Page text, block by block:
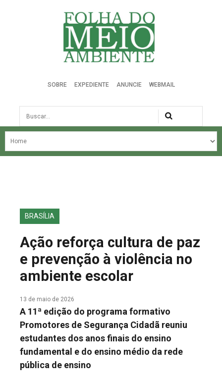
Folha do Meio Ambiente
SOBRE EXPEDIENTE ANUNCIE WEBMAIL
Busca
NOSSA HISTÓRIA
EDIÇÕES ANTERIORES
FALE CONOSCO
BRASÍLIA
Ação reforça cultura de paz
e prevenção à violência no
ambiente escolar
13 de maio de 2026
A 11ª edição do programa formativo
Promotores de Segurança Cidadã reuniu
estudantes dos anos finais do ensino
fundamental e do ensino médio da rede
pública de ensino